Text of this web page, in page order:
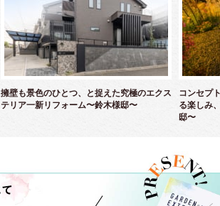
擁壁も景色のひとつ、と捉えた究極のエクス
テリア一新リフォーム〜鈴木様邸〜
コンセプ
る楽しみ
邸〜